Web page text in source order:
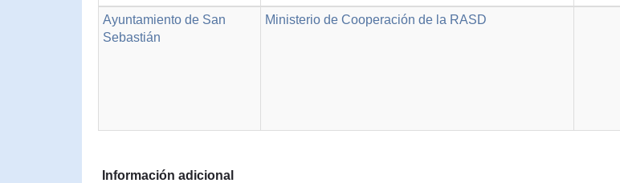
Ayuntamiento de San
Sebastián
Ministerio de Cooperación de la RASD
Información adicional